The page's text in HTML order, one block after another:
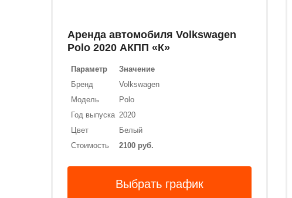
Аренда автомобиля Volkswagen
Polo 2020 АКПП «К»
Параметр
Значение
Бренд
Volkswagen
Модель
Polo
Год выпуска 2020
Цвет
Белый
Стоимость
2100 руб.
Выбрать график